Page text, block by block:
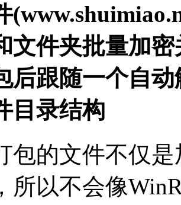
文件夹批量加
后跟随一个自
目录结构
包的文件不仅
所以不会像